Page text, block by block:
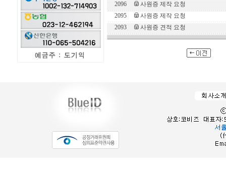
2096
사원증 제작 요청
2095
사원증 제작 요청
2093
사원증 견적 요청